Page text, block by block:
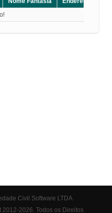
Civil Software LTDA
2012-2026. Todos os Direitos